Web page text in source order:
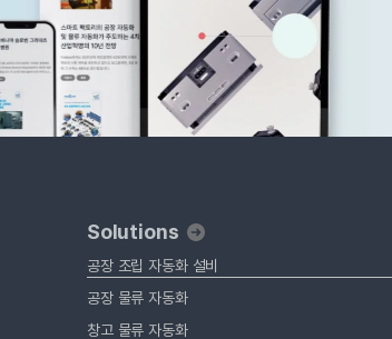
Solutions
공장 조립 자동화 설비
공장 물류 자동화
창고 물류 자동화